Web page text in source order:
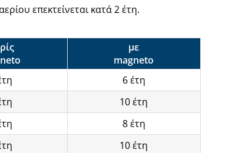
επεκτείνεται κατά 2 έτη.
με
magneto
6 έτη
10 έτη
8 έτη
10 έτη